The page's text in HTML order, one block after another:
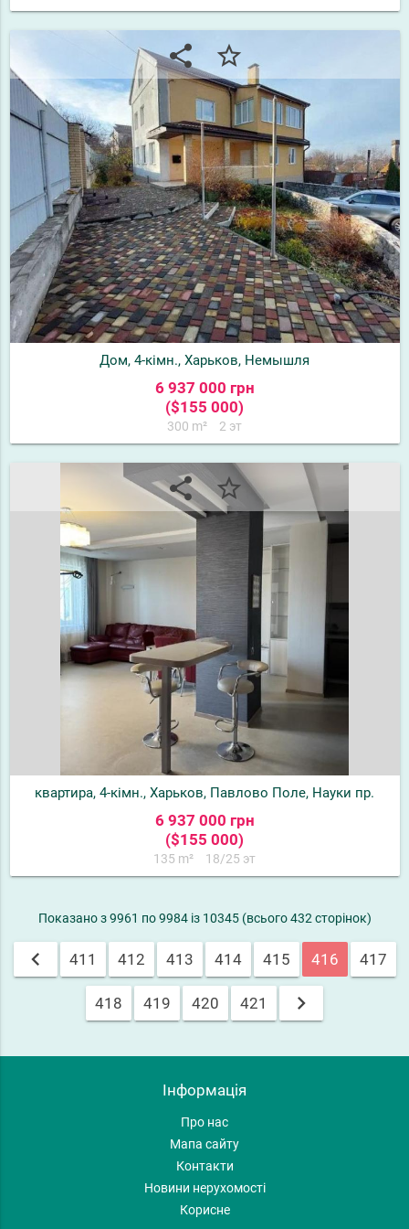
share star_border
Дом, 4-кімн., Харьков, Немышля
6 937 000 грн
($155 000)
300 m² 2 эт
share star_border
квартира, 4-кімн., Харьков, Павлово Поле, Науки пр.
6 937 000 грн
($155 000)
135 m² 18/25 эт
Показано з 9961 по 9984 із 10345 (всього 432 сторінок)
chevron_left 411 412 413 414 415 416 417
418 419 420 421 chevron_right
Інформація
Про нас
Мапа сайту
Контакти
Новини нерухомості
Корисне